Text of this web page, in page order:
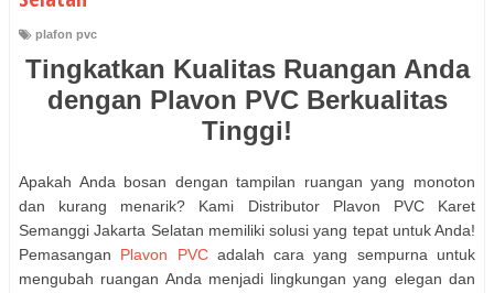
plafon pvc
Tingkatkan Kualitas Ruangan Anda
dengan Plavon PVC Berkualitas
Tinggi!
Apakah Anda bosan dengan tampilan ruangan yang monoton
dan kurang menarik? Kami Distributor Plavon PVC Karet
Semanggi Jakarta Selatan memiliki solusi yang tepat untuk Anda!
Pemasangan Plavon PVCadalah cara yang sempurna untuk
mengubah ruangan Anda menjadi lingkungan yang elegan dan